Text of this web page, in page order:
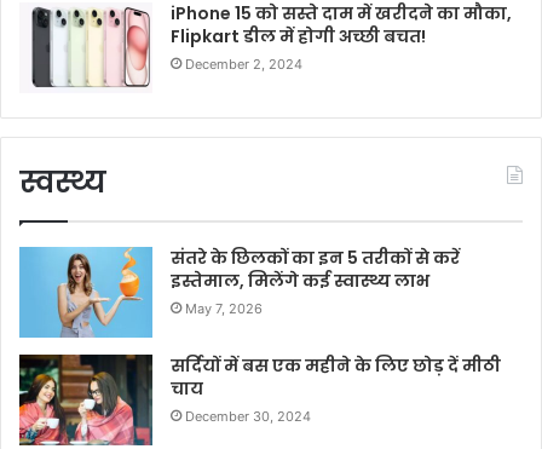
iPhone 15 को सस्ते दाम में खरीदने का मौका,
Flipkart डील में होगी अच्छी बचत!
December 2, 2024
स्वस्थ्य
संतरे के छिलकों का इन 5 तरीकों से करें
इस्तेमाल, मिलेंगे कई स्वास्थ्य लाभ
May 7, 2026
सर्दियों में बस एक महीने के लिए छोड़ दें मीठी
चाय
December 30, 2024